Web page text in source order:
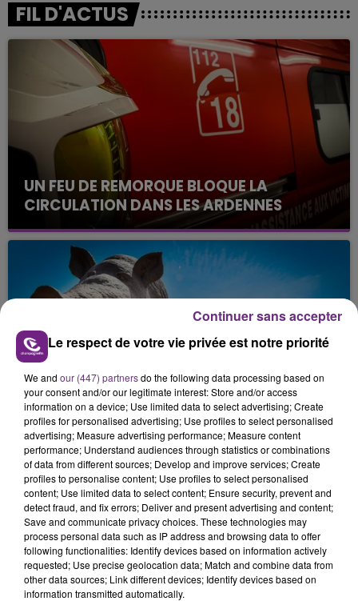
FIL D'ACTUS
UN FEU DE REMORQUE BLOQUE LA
CIRCULATION DANS LES ARDENNES
Un feu de remorque s'est déclaré ce mercredi en
fin de matinée sur l'A34.
VENEZ FÊTER CE WEEK-END
L'ANNIVERSAIRE DE WOINIC
Ce samedi 8 août sera un grand jour :
l'anniversaire du plus gros sanglier du monde.
Une fête est donc organisée et vous êtes tous
conviés !
TITRES DIFFUSÉS
8h48
8h48 8h44
8h44
Le respect de votre vie privée est notre priorité
We and our (447) partnersdo the following data processing based on
your consent and/or our legitimate interest: Store and/or access
information on a device; Use limited data to select advertising; Create
profiles for personalised advertising; Use profiles to select personalised
advertising; Measure advertising performance; Measure content
performance; Understand audiences through statistics or combinations
of data from different sources; Develop and improve services; Create
profiles to personalise content; Use profiles to select personalised
content; Use limited data to select content; Ensure security, prevent and
detect fraud, and fix errors; Deliver and present advertising and content;
Save and communicate privacy choices. These technologies may
process personal data such as IP address and browsing data to offer
following functionalities: Identify devices based on information actively
requested; Use precise geolocation data; Match and combine data from
other data sources; Link different devices; Identify devices based on
information transmitted automatically.
Continuer sans accepter